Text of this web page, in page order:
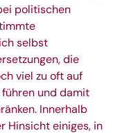
politischen
selbst
die
viel zu oft auf
und damit
Innerhalb
Hinsicht einiges, in